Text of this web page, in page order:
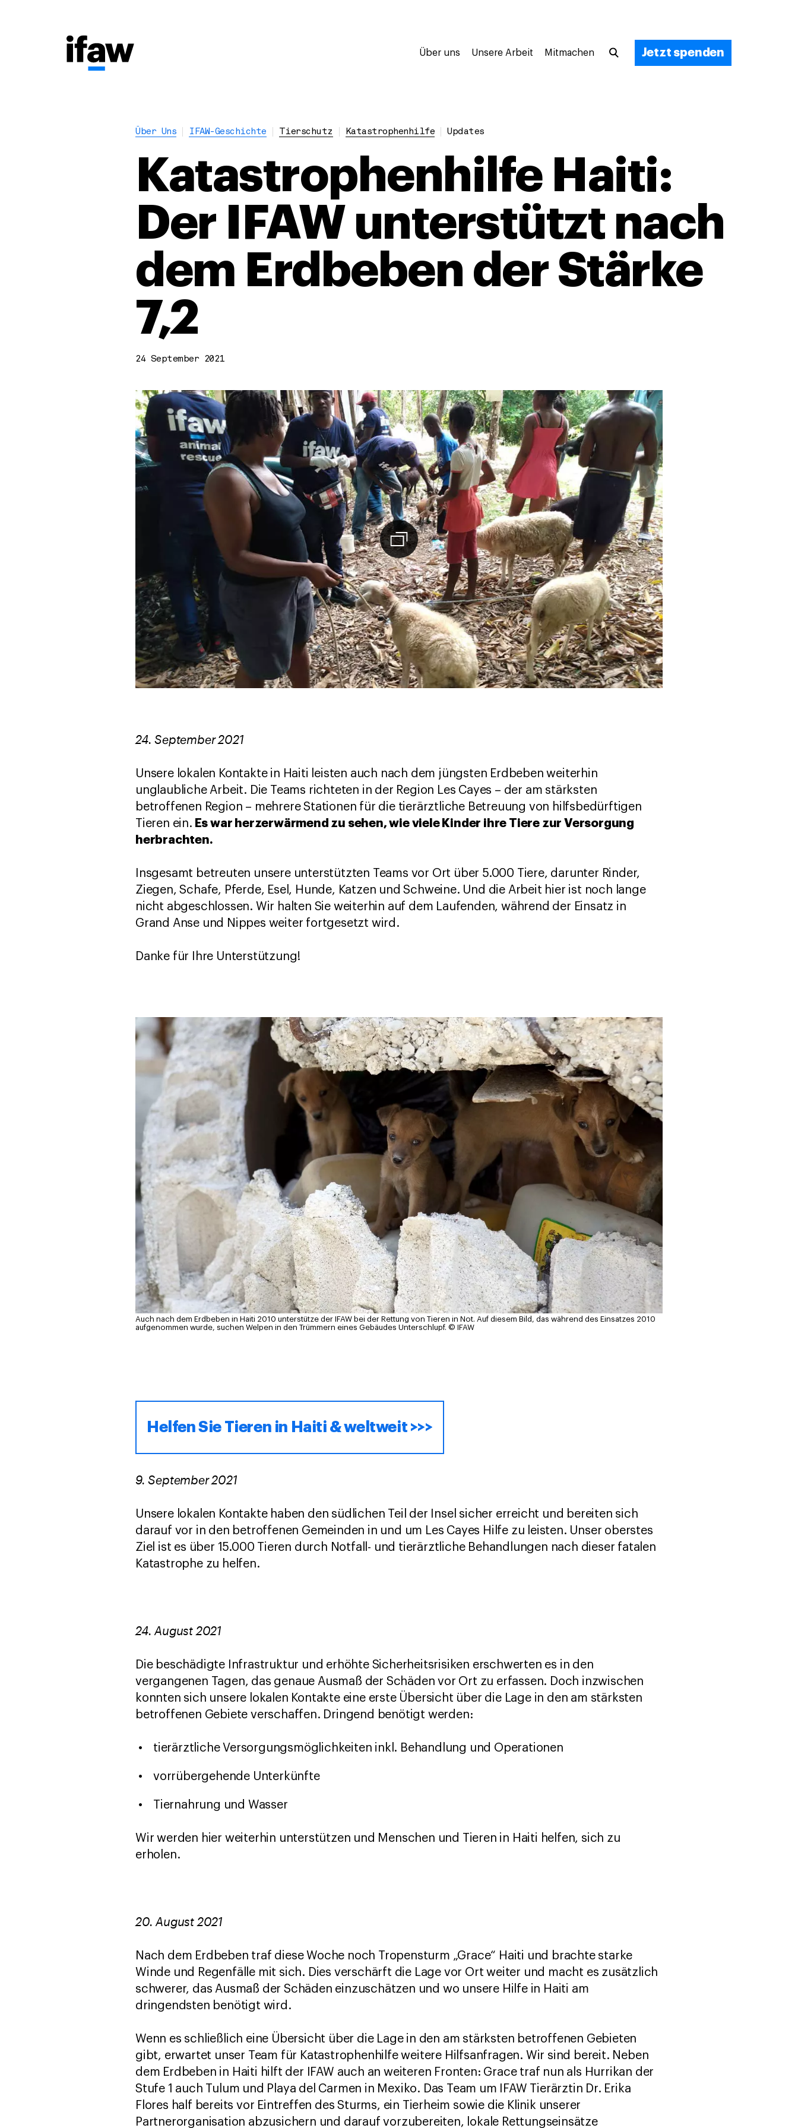
Über uns Unsere Arbeit Mitmachen Jetzt spenden
Über Uns IFAW-Geschichte Tierschutz Katastrophenhilfe Updates
Katastrophenhilfe Haiti:
Der IFAW unterstützt nach
dem Erdbeben der Stärke
7,2
24 September 2021
24. September 2021
Unsere lokalen Kontakte in Haiti leisten auch nach dem jüngsten Erdbeben weiterhin
unglaubliche Arbeit. Die Teams richteten in der Region Les Cayes – der am stärksten
betroffenen Region – mehrere Stationen für die tierärztliche Betreuung von hilfsbedürftigen
Tieren ein. Es war herzerwärmend zu sehen, wie viele Kinder ihre Tiere zur Versorgung
herbrachten.
Insgesamt betreuten unsere unterstützten Teams vor Ort über 5.000 Tiere, darunter Rinder,
Ziegen, Schafe, Pferde, Esel, Hunde, Katzen und Schweine. Und die Arbeit hier ist noch lange
nicht abgeschlossen. Wir halten Sie weiterhin auf dem Laufenden, während der Einsatz in
Grand Anse und Nippes weiter fortgesetzt wird.
Danke für Ihre Unterstützung!
Auch nach dem Erdbeben in Haiti 2010 unterstütze der IFAW bei der Rettung von Tieren in Not. Auf diesem Bild, das während des Einsatzes 2010
aufgenommen wurde, suchen Welpen in den Trümmern eines Gebäudes Unterschlupf. © IFAW
Helfen Sie Tieren in Haiti & weltweit >>>
9. September 2021
Unsere lokalen Kontakte haben den südlichen Teil der Insel sicher erreicht und bereiten sich
darauf vor in den betroffenen Gemeinden in und um Les Cayes Hilfe zu leisten. Unser oberstes
Ziel ist es über 15.000 Tieren durch Notfall- und tierärztliche Behandlungen nach dieser fatalen
Katastrophe zu helfen.
24. August 2021
Die beschädigte Infrastruktur und erhöhte Sicherheitsrisiken erschwerten es in den
vergangenen Tagen, das genaue Ausmaß der Schäden vor Ort zu erfassen. Doch inzwischen
konnten sich unsere lokalen Kontakte eine erste Übersicht über die Lage in den am stärksten
betroffenen Gebiete verschaffen. Dringend benötigt werden:
tierärztliche Versorgungsmöglichkeiten inkl. Behandlung und Operationen
vorrübergehende Unterkünfte
Tiernahrung und Wasser
Wir werden hier weiterhin unterstützen und Menschen und Tieren in Haiti helfen, sich zu
erholen.
20. August 2021
Nach dem Erdbeben traf diese Woche noch Tropensturm „Grace“ Haiti und brachte starke
Winde und Regenfälle mit sich. Dies verschärft die Lage vor Ort weiter und macht es zusätzlich
schwerer, das Ausmaß der Schäden einzuschätzen und wo unsere Hilfe in Haiti am
dringendsten benötigt wird.
Wenn es schließlich eine Übersicht über die Lage in den am stärksten betroffenen Gebieten
gibt, erwartet unser Team für Katastrophenhilfe weitere Hilfsanfragen. Wir sind bereit. Neben
dem Erdbeben in Haiti hilft der IFAW auch an weiteren Fronten: Grace traf nun als Hurrikan der
Stufe 1 auch Tulum und Playa del Carmen in Mexiko. Das Team um IFAW Tierärztin Dr. Erika
Flores half bereits vor Eintreffen des Sturms, ein Tierheim sowie die Klinik unserer
Partnerorganisation abzusichern und darauf vorzubereiten, lokale Rettungseinsätze